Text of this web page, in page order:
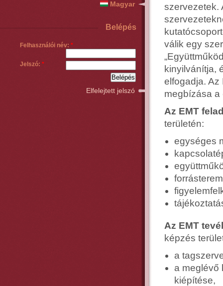
szervezetek.
válik egy
kinyilvánítja,
elfogadja. Az
megbízása a
Az EMT
területén:
egységes
Az EMT
képzés
a
a meglévő
kiépítése,
Magyar
Belépés
Felhasználói név: *
Jelszó: *
Elfelejtett jelszó